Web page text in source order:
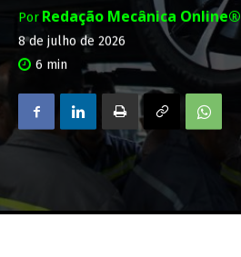
Por Redação Mecânica Online®
8 de julho de 2026
6 min